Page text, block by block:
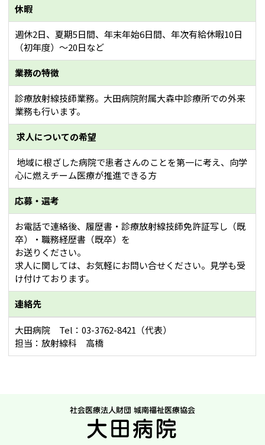
休暇
週休2日、夏期5日間、年末年始6日間、年次有給休暇10日
（初年度）～20日など
業務の特徴
診療放射線技師業務。大田病院附属大森中診療所での外来
業務も行います。
求人についての希望
地域に根ざした病院で患者さんのことを第一に考え、向学
心に燃えチーム医療が推進できる方
応募・選考
お電話で連絡後、履歴書・診療放射線技師免許証写し（既
卒）・職務経歴書（既卒）を
お送りください。
求人に関しては、お気軽にお問い合せください。見学も受
け付けております。
連絡先
大田病院 Tel：03-3762-8421（代表）
担当：放射線科 高橋